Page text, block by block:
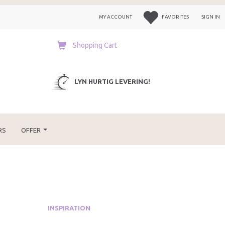
FAVORITES SIGN IN
MY ACCOUNT
Shopping Cart
LYN HURTIG LEVERING!
OFFER
INSPIRATION